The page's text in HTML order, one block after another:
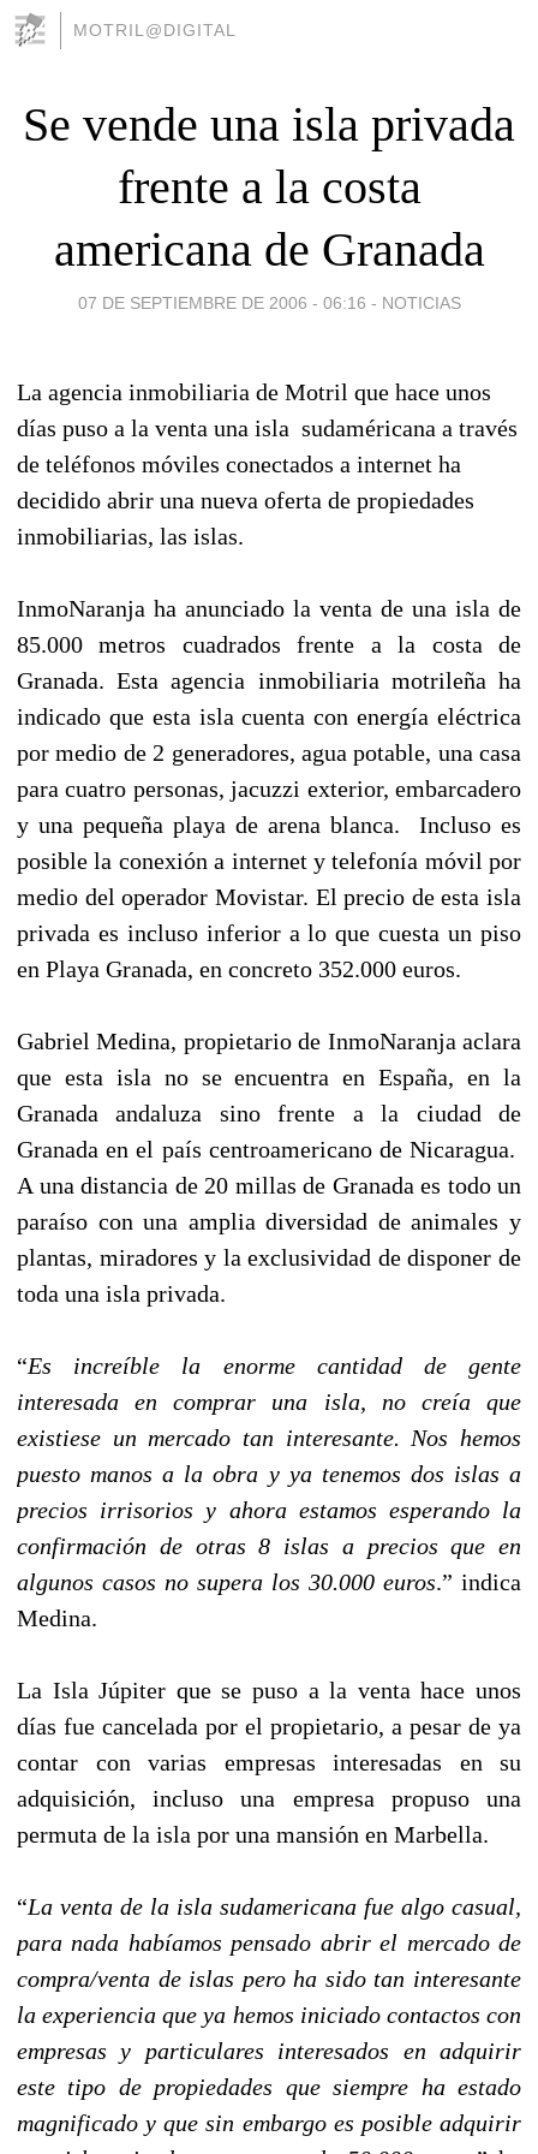
MOTRIL@DIGITAL
Se vende una isla privada
frente a la costa
americana de Granada
07 DE SEPTIEMBRE DE 2006 - 06:16 - NOTICIAS
La agencia inmobiliaria de Motril que hace unos
días puso a la venta una isla sudaméricana a través
de teléfonos móviles conectados a internet ha
decidido abrir una nueva oferta de propiedades
inmobiliarias, las islas.
InmoNaranja ha anunciado la venta de una isla de
85.000 metros cuadrados frente a la costa de
Granada. Esta agencia inmobiliaria motrileña ha
indicado que esta isla cuenta con energía eléctrica
por medio de 2 generadores, agua potable, una casa
para cuatro personas, jacuzzi exterior, embarcadero
y una pequeña playa de arena blanca.
Incluso es
posible la conexión a internet y telefonía móvil por
medio del operador Movistar. El precio de esta isla
privada es incluso inferior a lo que cuesta un piso
en Playa Granada, en concreto 352.000 euros.
Gabriel Medina, propietario de InmoNaranja aclara
que esta isla no se encuentra en España, en la
Granada andaluza sino frente a la ciudad de
Granada en el país centroamericano de Nicaragua.
A una distancia de 20 millas de Granada es todo un
paraíso con una amplia diversidad de animales y
plantas, miradores y la exclusividad de disponer de
toda una isla privada.
“Es increíble la enorme cantidad de gente
interesada en comprar una isla, no creía que
existiese un mercado tan interesante. Nos hemos
puesto manos a la obra y ya tenemos dos islas a
precios irrisorios y ahora estamos esperando la
confirmación de otras 8 islas a precios que en
algunos casos no supera los 30.000 euros.” indica
Medina.
La Isla Júpiter que se puso a la venta hace unos
días fue cancelada por el propietario, a pesar de ya
contar con varias empresas interesadas en su
adquisición, incluso una empresa propuso una
permuta de la isla por una mansión en Marbella.
“La venta de la isla sudamericana fue algo casual,
para nada habíamos pensado abrir el mercado de
compra/venta de islas pero ha sido tan interesante
la experiencia que ya hemos iniciado contactos con
empresas y particulares interesados en adquirir
este tipo de propiedades que siempre ha estado
magnificado y que sin embargo es posible adquirir